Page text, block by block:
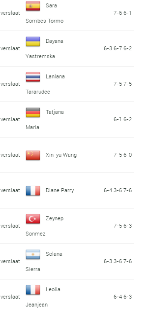
verslaat
Sara
Sorribes Tormo
7-6 6-1
verslaat
Dayana
Yastremska
6-3 6-7 6-2
verslaat
Lanlana
Tararudee
7-5 7-5
verslaat
Tatjana
Maria
6-1 6-2
verslaat Xin-yu Wang 7-5 6-0
verslaat Diane Parry 6-4 3-6 7-6
verslaat
Zeynep
Sonmez
7-5 6-3
verslaat
Solana
Sierra
6-3 3-6 7-6
verslaat
Leolia
Jeanjean
6-4 6-3